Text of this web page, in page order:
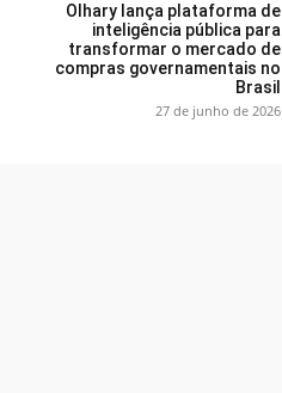
Olhary lança plataforma de
inteligência pública para
transformar o mercado de
compras governamentais no
Brasil
27 de junho de 2026